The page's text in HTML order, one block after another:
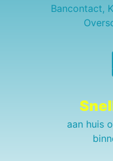
Bancontact,
aan huis